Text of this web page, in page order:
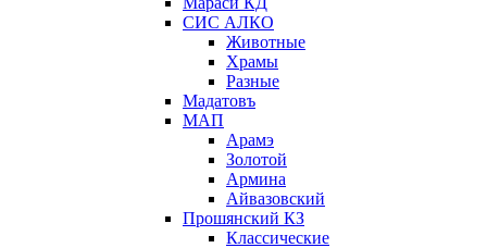
СИС АЛКО
Животные
Храмы
Разные
Мадатовъ
МАП
Арамэ
Золотой
Армина
Айвазовский
Прошянский КЗ
Классические